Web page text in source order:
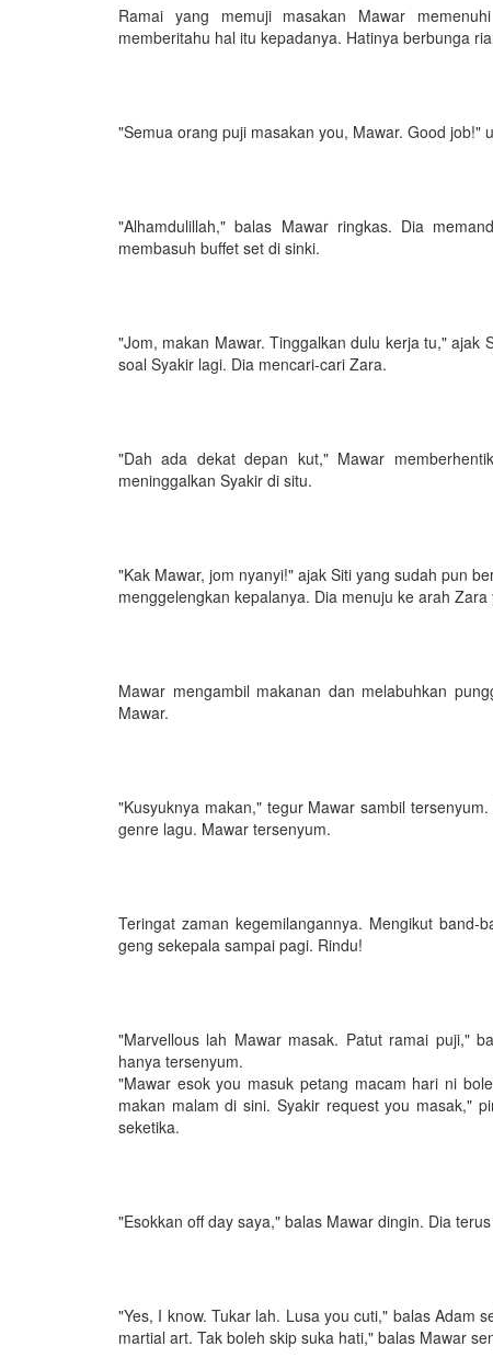
Ramai yang memuji masakan Mawar
memberitahu hal itu kepadanya. Hatinya berbunga
"Semua orang puji masakan you, Mawar. Good job!"
"Alhamdulillah," balas Mawar ringkas. Dia
membasuh buffet set di sinki.
"Jom, makan Mawar. Tinggalkan dulu kerja tu," ajak
soal Syakir lagi. Dia mencari-cari Zara.
"Dah ada dekat depan kut," Mawar
meninggalkan Syakir di situ.
"Kak Mawar, jom nyanyi!" ajak Siti yang sudah pun
menggelengkan kepalanya. Dia menuju ke arah
Mawar mengambil makanan dan melabuhkan
Mawar.
"Kusyuknya makan," tegur Mawar sambil
genre lagu. Mawar tersenyum.
Teringat zaman kegemilangannya. Mengikut
geng sekepala sampai pagi. Rindu!
"Marvellous lah Mawar masak. Patut ramai puji,"
hanya tersenyum.
"Mawar esok you masuk petang macam hari ni
makan malam di sini. Syakir request you masak,"
seketika.
"Esokkan off day saya," balas Mawar dingin. Dia
"Yes, I know. Tukar lah. Lusa you cuti," balas Adam
martial art. Tak boleh skip suka hati," balas Mawar